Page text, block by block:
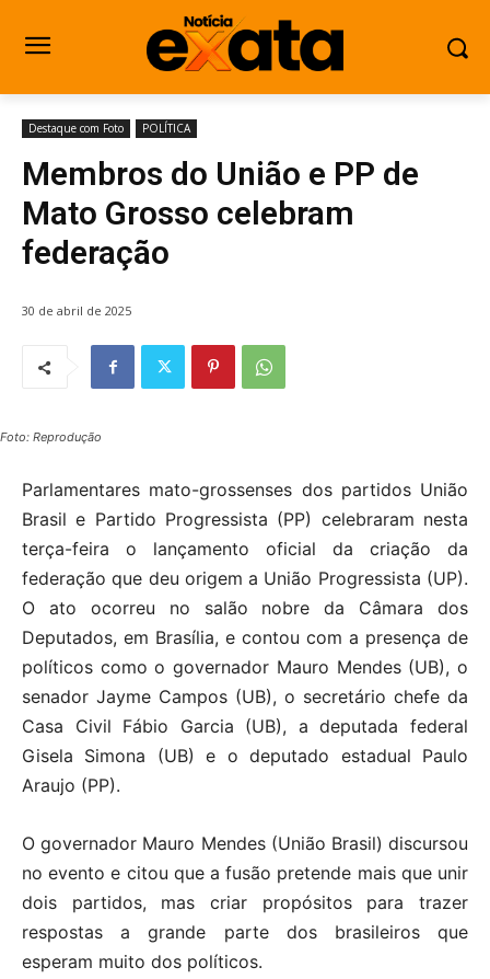
Destaque com Foto POLÍTICA
Membros do União e PP de
Mato Grosso celebram
federação
30 de abril de 2025
Foto: Reprodução
Parlamentares mato-grossenses dos partidos União
Brasil e Partido Progressista (PP) celebraram nesta
terça-feira o lançamento oficial da criação da
federação que deu origem a União Progressista (UP).
O ato ocorreu no salão nobre da Câmara dos
Deputados, em Brasília, e contou com a presença de
políticos como o governador Mauro Mendes (UB), o
senador Jayme Campos (UB), o secretário chefe da
Casa Civil Fábio Garcia (UB), a deputada federal
Gisela Simona (UB) e o deputado estadual Paulo
Araujo (PP).
O governador Mauro Mendes (União Brasil) discursou
no evento e citou que a fusão pretende mais que unir
dois partidos, mas criar propósitos para trazer
respostas a grande parte dos brasileiros que
esperam muito dos políticos.